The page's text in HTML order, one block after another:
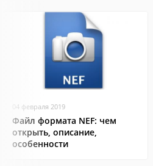
04 февраля 2019
Файл формата NEF: чем
открыть, описание,
особенности